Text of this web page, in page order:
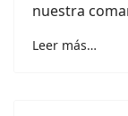
nuestra
Leer más…